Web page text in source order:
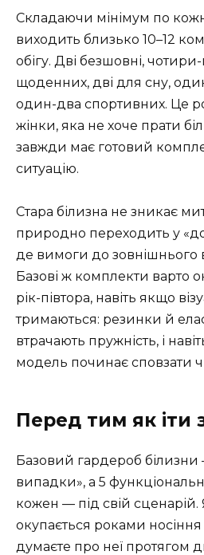
Складаючи мінімум по
виходить близько 10–12
обігу. Дві безшовні,
щоденних, дві для сну,
один-два спортивних. Це
жінки, яка не хоче прати
завжди має готовий
ситуацію.
Стара білизна не зникає
природно переходить у
де вимоги до зовнішнього
Базові ж комплекти варто
рік-півтора, навіть якщо
тримаються: резинки й
втрачають пружність, і
модель починає сповзати
Перед тим як іти
Базовий гардероб білизни
випадки», а 5
кожен — під свій сценарій.
окупається роками
думаєте про неї протягом